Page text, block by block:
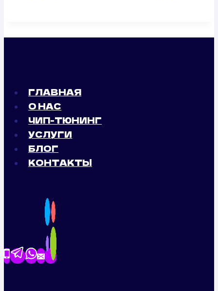
ГЛАВНАЯ
О НАС
ЧИП-ТЮНИНГ
УСЛУГИ
БЛОГ
КОНТАКТЫ